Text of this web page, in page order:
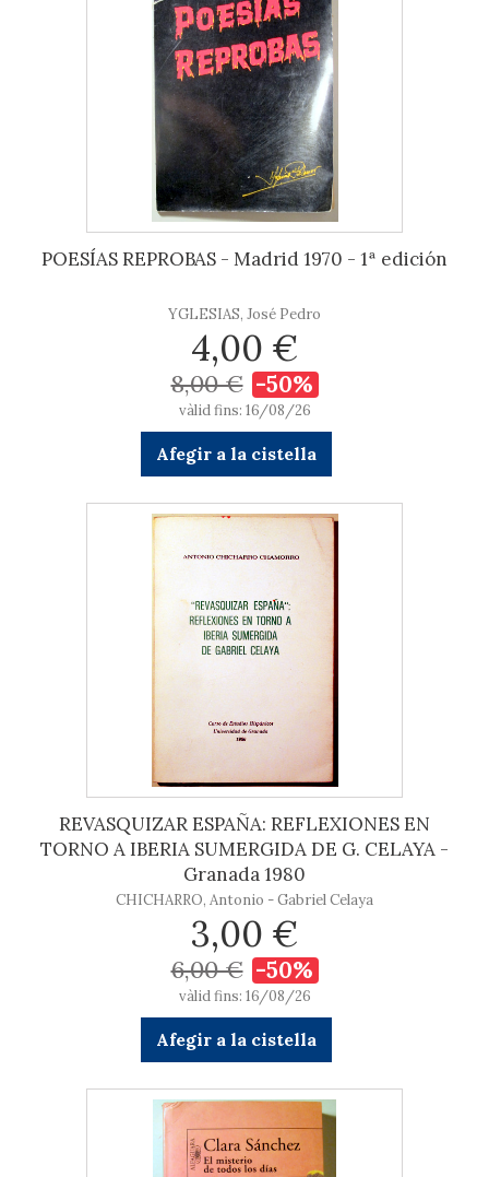
POESÍAS REPROBAS - Madrid 1970 - 1ª edición
YGLESIAS, José Pedro
4,00 €
8,00 € -50%
vàlid fins: 16/08/26
Afegir a la cistella
REVASQUIZAR ESPAÑA: REFLEXIONES EN
TORNO A IBERIA SUMERGIDA DE G. CELAYA -
Granada 1980
CHICHARRO, Antonio - Gabriel Celaya
3,00 €
6,00 € -50%
vàlid fins: 16/08/26
Afegir a la cistella